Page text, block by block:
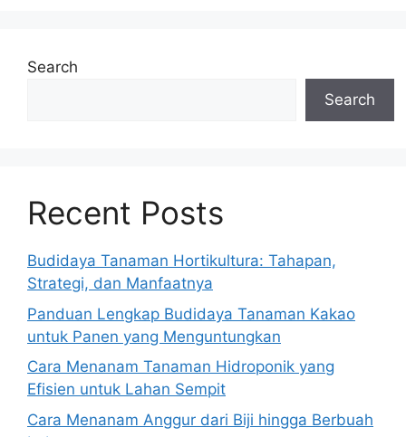
Search
Search
Recent Posts
Budidaya Tanaman Hortikultura: Tahapan,
Strategi, dan Manfaatnya
Panduan Lengkap Budidaya Tanaman Kakao
untuk Panen yang Menguntungkan
Cara Menanam Tanaman Hidroponik yang
Efisien untuk Lahan Sempit
Cara Menanam Anggur dari Biji hingga Berbuah